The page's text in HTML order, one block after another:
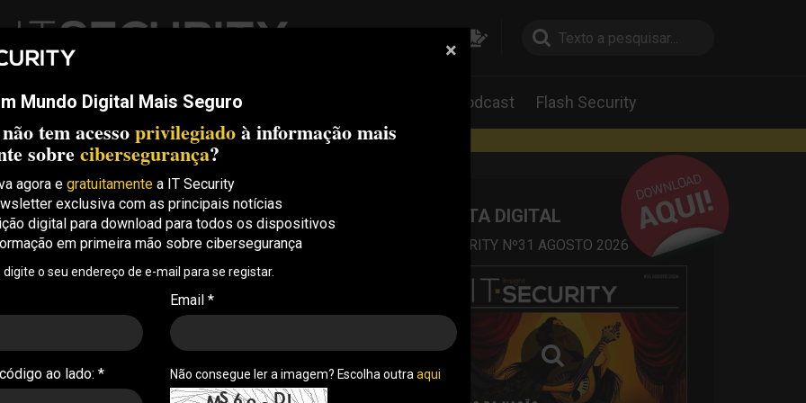
Threats Compliance Opinion Podcast Flash Security
Conference Lisboa: 8 de Outubro 2026 ✔️ Inscrições abertas
deve ser seguro
é exceção”
software, a IA deve ser segura por
de IA devem ter a segurança em mente
REVISTA DIGITAL
IT SECURITY Nº31 AGOSTO 2026
×
Mundo Digital Mais Seguro
tem acessoprivilegiadoà informação mais
sobrecibersegurança?
agora e gratuitamente a IT Security
exclusiva com as principais notícias
digital para download para todos os dispositivos
em primeira mão sobre cibersegurança
digite o seu endereço de e-mail para se registar.
Email *
ao lado: * Não consegue ler a imagem? Escolha outraaqui